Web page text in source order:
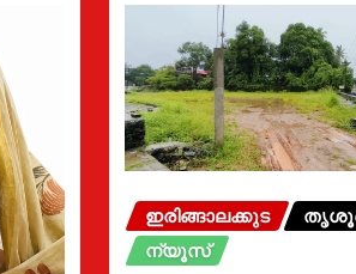
ഇരിങ്ങാലക്കുട
ന്യൂസ്